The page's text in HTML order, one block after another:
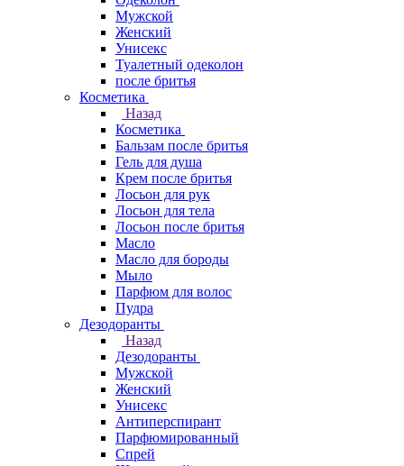
Мужской
Женский
Унисекс
Туалетный одеколон
после бритья
Косметика
Назад
Косметика
Бальзам после бритья
Гель для душа
Крем после бритья
Лосьон для рук
Лосьон для тела
Лосьон после бритья
Масло
Масло для бороды
Мыло
Парфюм для волос
Пудра
Дезодоранты
Назад
Дезодоранты
Мужской
Женский
Унисекс
Антиперспирант
Парфюмированный
Спрей